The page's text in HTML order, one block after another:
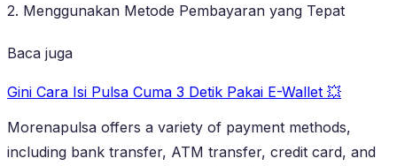
2. Menggunakan Metode Pembayaran yang Tepat
Baca juga
Gini Cara Isi Pulsa Cuma 3 Detik Pakai E-Wallet 💥
Morenapulsa offers a variety of payment methods,
including bank transfer, ATM transfer, credit card, and